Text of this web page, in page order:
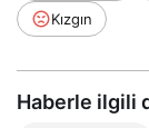
Kızgın
Haberle ilgili